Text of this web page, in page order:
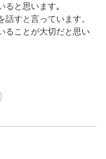
ると思います｡
すと言っています。
ることが大切だと思い